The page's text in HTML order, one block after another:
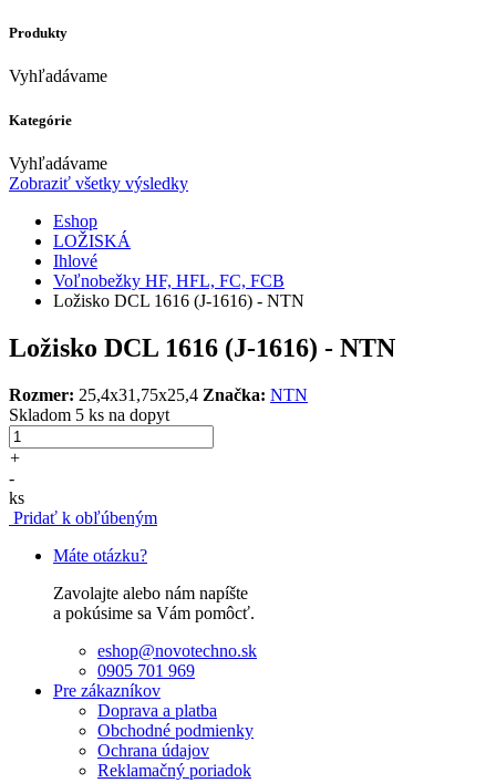
Produkty
Vyhľadávame
Kategórie
Vyhľadávame
Zobraziť všetky výsledky
Eshop
LOŽISKÁ
Ihlové
Voľnobežky HF, HFL, FC, FCB
Ložisko DCL 1616 (J-1616) - NTN
Ložisko DCL 1616 (J-1616) - NTN
Rozmer: 25,4x31,75x25,4 Značka: NTN
Skladom 5 ks na dopyt
+
-
ks
Pridať k obľúbeným
Máte otázku?
Zavolajte alebo nám napíšte
a pokúsime sa Vám pomôcť.
eshop@novotechno.sk
0905 701 969
Pre zákazníkov
Doprava a platba
Obchodné podmienky
Ochrana údajov
Reklamačný poriadok